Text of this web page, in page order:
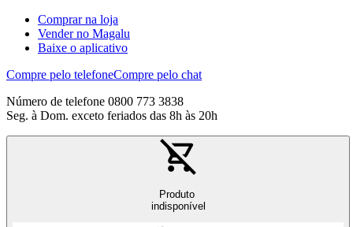
Comprar na loja
Vender no Magalu
Baixe o aplicativo
Compre pelo telefoneCompre pelo chat
Número de telefone 0800 773 3838
Seg. à Dom. exceto feriados das 8h às 20h
Produto
indisponível